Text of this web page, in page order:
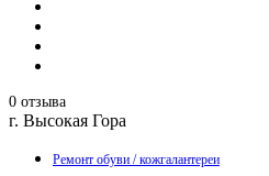
0 отзыва
г. Высокая Гора
Ремонт обуви / кожгалантереи